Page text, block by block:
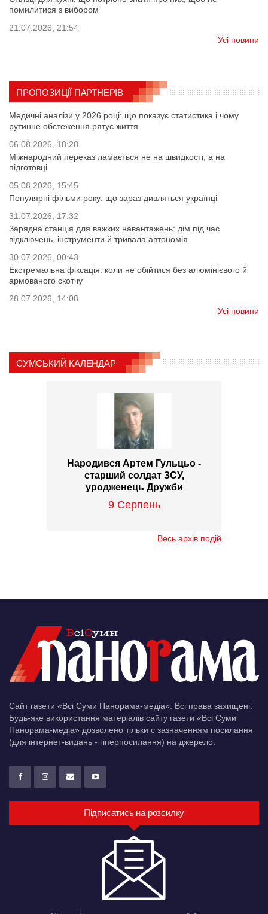
помилитися з вибором
21.07.2026, 21:54
Усі новини
ПРОПОЗИЦІЇ ПАРТНЕРІВ
Медичні аналізи у 2026 році: що показує статистика і чому
рутинне обстеження рятує життя
06.08.2026, 18:28
Міжнародний переказ ламається не на швидкості, а на
підготовці
05.08.2026, 15:45
Популярні фільми року: що зараз дивляться українці
31.07.2026, 17:32
Зарядна станція для важких навантажень: дім під час
відключень, інструменти й тривала автономія
30.07.2026, 00:43
Екстремальна фіксація: коли не обійтися без алюмінієвого й
армованого скотчу
28.07.2026, 14:08
Усі новини
СУМСЬКИЙ КАЛЕНДАР
Народився Артем Гульцьо -
старший солдат ЗСУ,
уродженець Дружби
9 Серпень
Весь архів подій
Сайт газети «Всі Суми Панорама-медіа». Всі права захищені.
Будь-яке використання матеріалів сайту газети «Всі Суми
Панорама-медіа» дозволено тільки c зазначенням посилання
(для інтернет-видань - гіперпосилання) на джерело.
Підписатись на розсилку